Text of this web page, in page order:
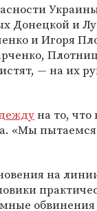
Донецкой и
и Игоря
— на их
на то,
«Мы
на
обвинения